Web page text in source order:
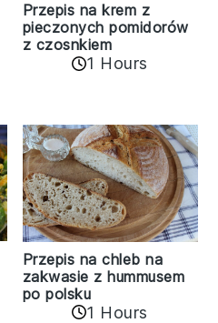
Przepis na krem z
pieczonych pomidorów
z czosnkiem
1 Hours
Przepis na chleb na
zakwasie z hummusem
po polsku
1 Hours